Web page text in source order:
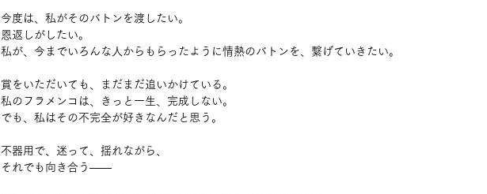
今度は、私がそのバトンを渡したい。
恩返しがしたい。
私が、今までいろんな人からもらったように情熱のバトンを、繋げていきたい。
賞をいただいても、まだまだ追いかけている。
私のフラメンコは、きっと一生、完成しない。
でも、私はその不完全が好きなんだと思う。
不器用で、迷って、揺れながら、
それでも向き合う——